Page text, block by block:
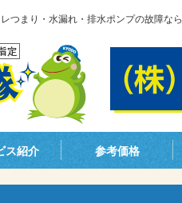
つまり・水漏れ・排水ポンプの故障なら
ス紹介 参考価格